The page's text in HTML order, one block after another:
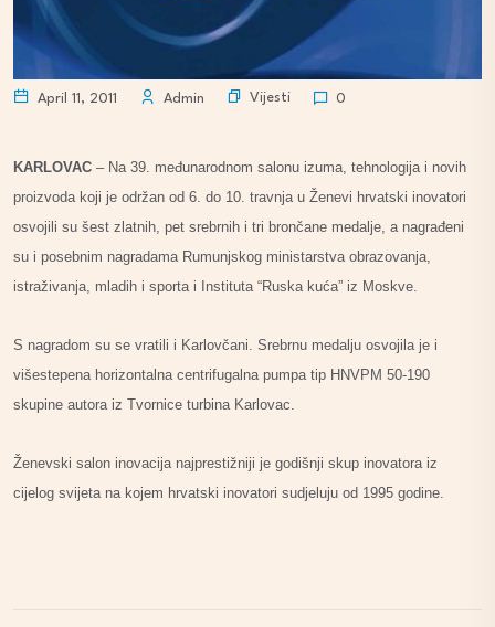
April 11, 2011 Admin Vijesti 0
KARLOVAC – Na 39. međunarodnom salonu izuma, tehnologija i novih
proizvoda koji je održan od 6. do 10. travnja u Ženevi hrvatski inovatori
osvojili su šest zlatnih, pet srebrnih i tri brončane medalje, a nagrađeni
su i posebnim nagradama Rumunjskog ministarstva obrazovanja,
istraživanja, mladih i sporta i Instituta “Ruska kuća” iz Moskve.
S nagradom su se vratili i Karlovčani. Srebrnu medalju osvojila je i
višestepena horizontalna centrifugalna pumpa tip HNVPM 50-190
skupine autora iz Tvornice turbina Karlovac.
Ženevski salon inovacija najprestižniji je godišnji skup inovatora iz
cijelog svijeta na kojem hrvatski inovatori sudjeluju od 1995 godine.